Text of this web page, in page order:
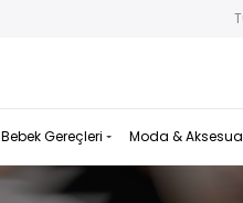
Bebek Gereçleri Moda &